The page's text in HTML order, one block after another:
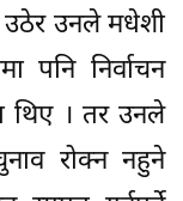
उठेर उनले मधेशी
पनि निर्वाचन
थिए । तर उनले
रोक्न नहुने